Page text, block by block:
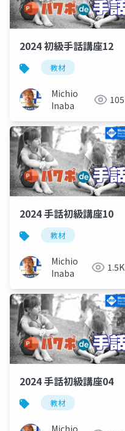
2024 初級手話講座12
教材
Michio
Inaba
105
2024 手話初級講座10
教材
Michio
Inaba
1.5K
2024 手話初級講座04
教材
Michio